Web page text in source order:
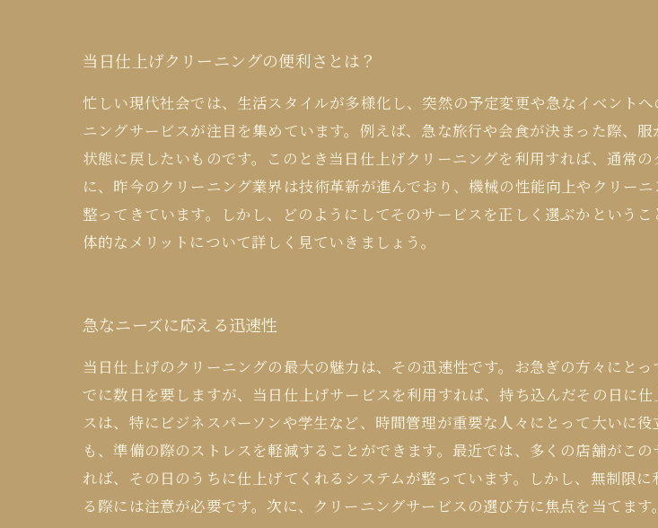
当日仕上げクリーニングの便利さとは？
忙しい現代社会では、生活スタイルが多様化し、突然の予定変更や急なイベント
ニングサービスが注目を集めています。例えば、急な旅行や会食が決まった際、
状態に戻したいものです。このとき当日仕上げクリーニングを利用すれば、通常
に、昨今のクリーニング業界は技術革新が進んでおり、機械の性能向上やクリー
整ってきています。しかし、どのようにしてそのサービスを正しく選ぶかという
体的なメリットについて詳しく見ていきましょう。
急なニーズに応える迅速性
当日仕上げのクリーニングの最大の魅力は、その迅速性です。お急ぎの方々にと
でに数日を要しますが、当日仕上げサービスを利用すれば、持ち込んだその日に
スは、特にビジネスパーソンや学生など、時間管理が重要な人々にとって大いに
も、準備の際のストレスを軽減することができます。最近では、多くの店舗がこ
れば、その日のうちに仕上げてくれるシステムが整っています。しかし、無制限
る際には注意が必要です。次に、クリーニングサービスの選び方に焦点を当てます。